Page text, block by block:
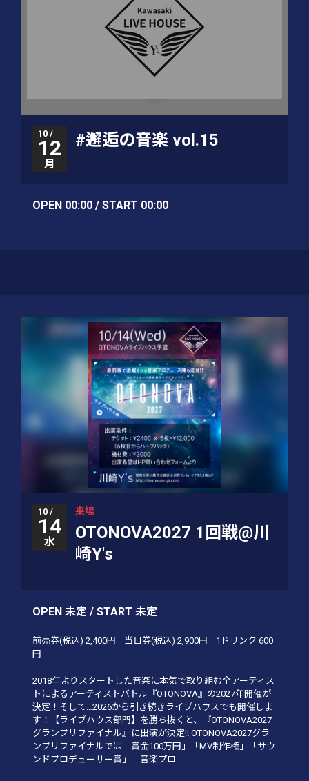
10 /
12
月
#邂逅の音楽 vol.15
OPEN 00:00 / START 00:00
10 /
14
水
来場
OTONOVA2027 1回戦@川
崎Y's
OPEN 未定 / START 未定
前売券(税込) 2,400円 当日券(税込) 2,900円 1ドリンク 600
円
2018年よりスタートした音楽に本気で取り組む全アーティス
トによるアーティストバトル『OTONOVA』の2027年開催が
決定！そして…2026から引き続きライブハウスでも開催しま
す！【ライブハウス部門】を勝ち抜くと、『OTONOVA2027
グランプリファイナル』に出演が決定‼ OTONOVA2027グラ
ンプリファイナルでは「賞金100万円」「MV制作権」「サウ
ンドプロデューサー賞」「音楽プロ...